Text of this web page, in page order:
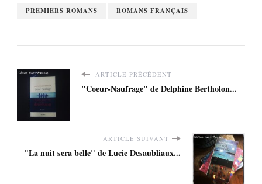
PREMIERS ROMANS ROMANS FRANÇAIS
ARTICLE PRÉCÉDENT
"Coeur-Naufrage" de Delphine Bertholon...
ARTICLE SUIVANT
"La nuit sera belle" de Lucie Desaubliaux...